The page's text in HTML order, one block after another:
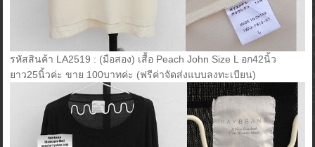
รหัสสินค้า LA2519 : (มือสอง) เสื้อ Peach John Size L อก42นิ้ว
ยาว25นิ้วค่ะ ขาย 100บาทค่ะ (ฟรีค่าจัดส่งแบบลงทะเบียน)